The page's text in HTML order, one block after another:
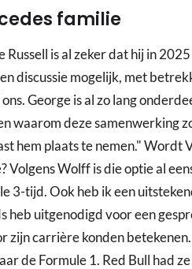
familie
Russell is al zeker dat hij in
discussie mogelijk, met
George is al zo lang
waarom deze samenwerking
hem plaats te nemen."
Volgens Wolff is die optie al
3-tijd. Ook heb ik een
heb uitgenodigd voor een
zijn carrière konden
de Formule 1. Red Bull had